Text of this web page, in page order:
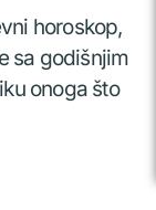
horoskop,
sa godišnjim
onoga što